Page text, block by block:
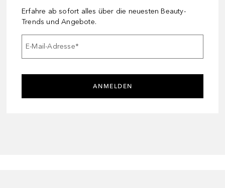
Erfahre ab sofort alles über die neuesten Beauty-
Trends und Angebote.
E-Mail-Adresse*
ANMELDEN